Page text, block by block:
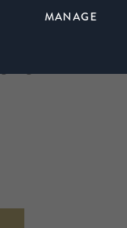
der
MANAGE